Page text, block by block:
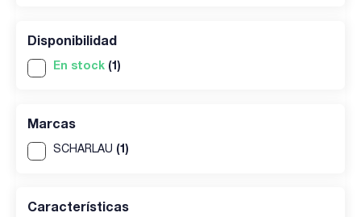
Disponibilidad
En stock (1)
Marcas
SCHARLAU (1)
Características